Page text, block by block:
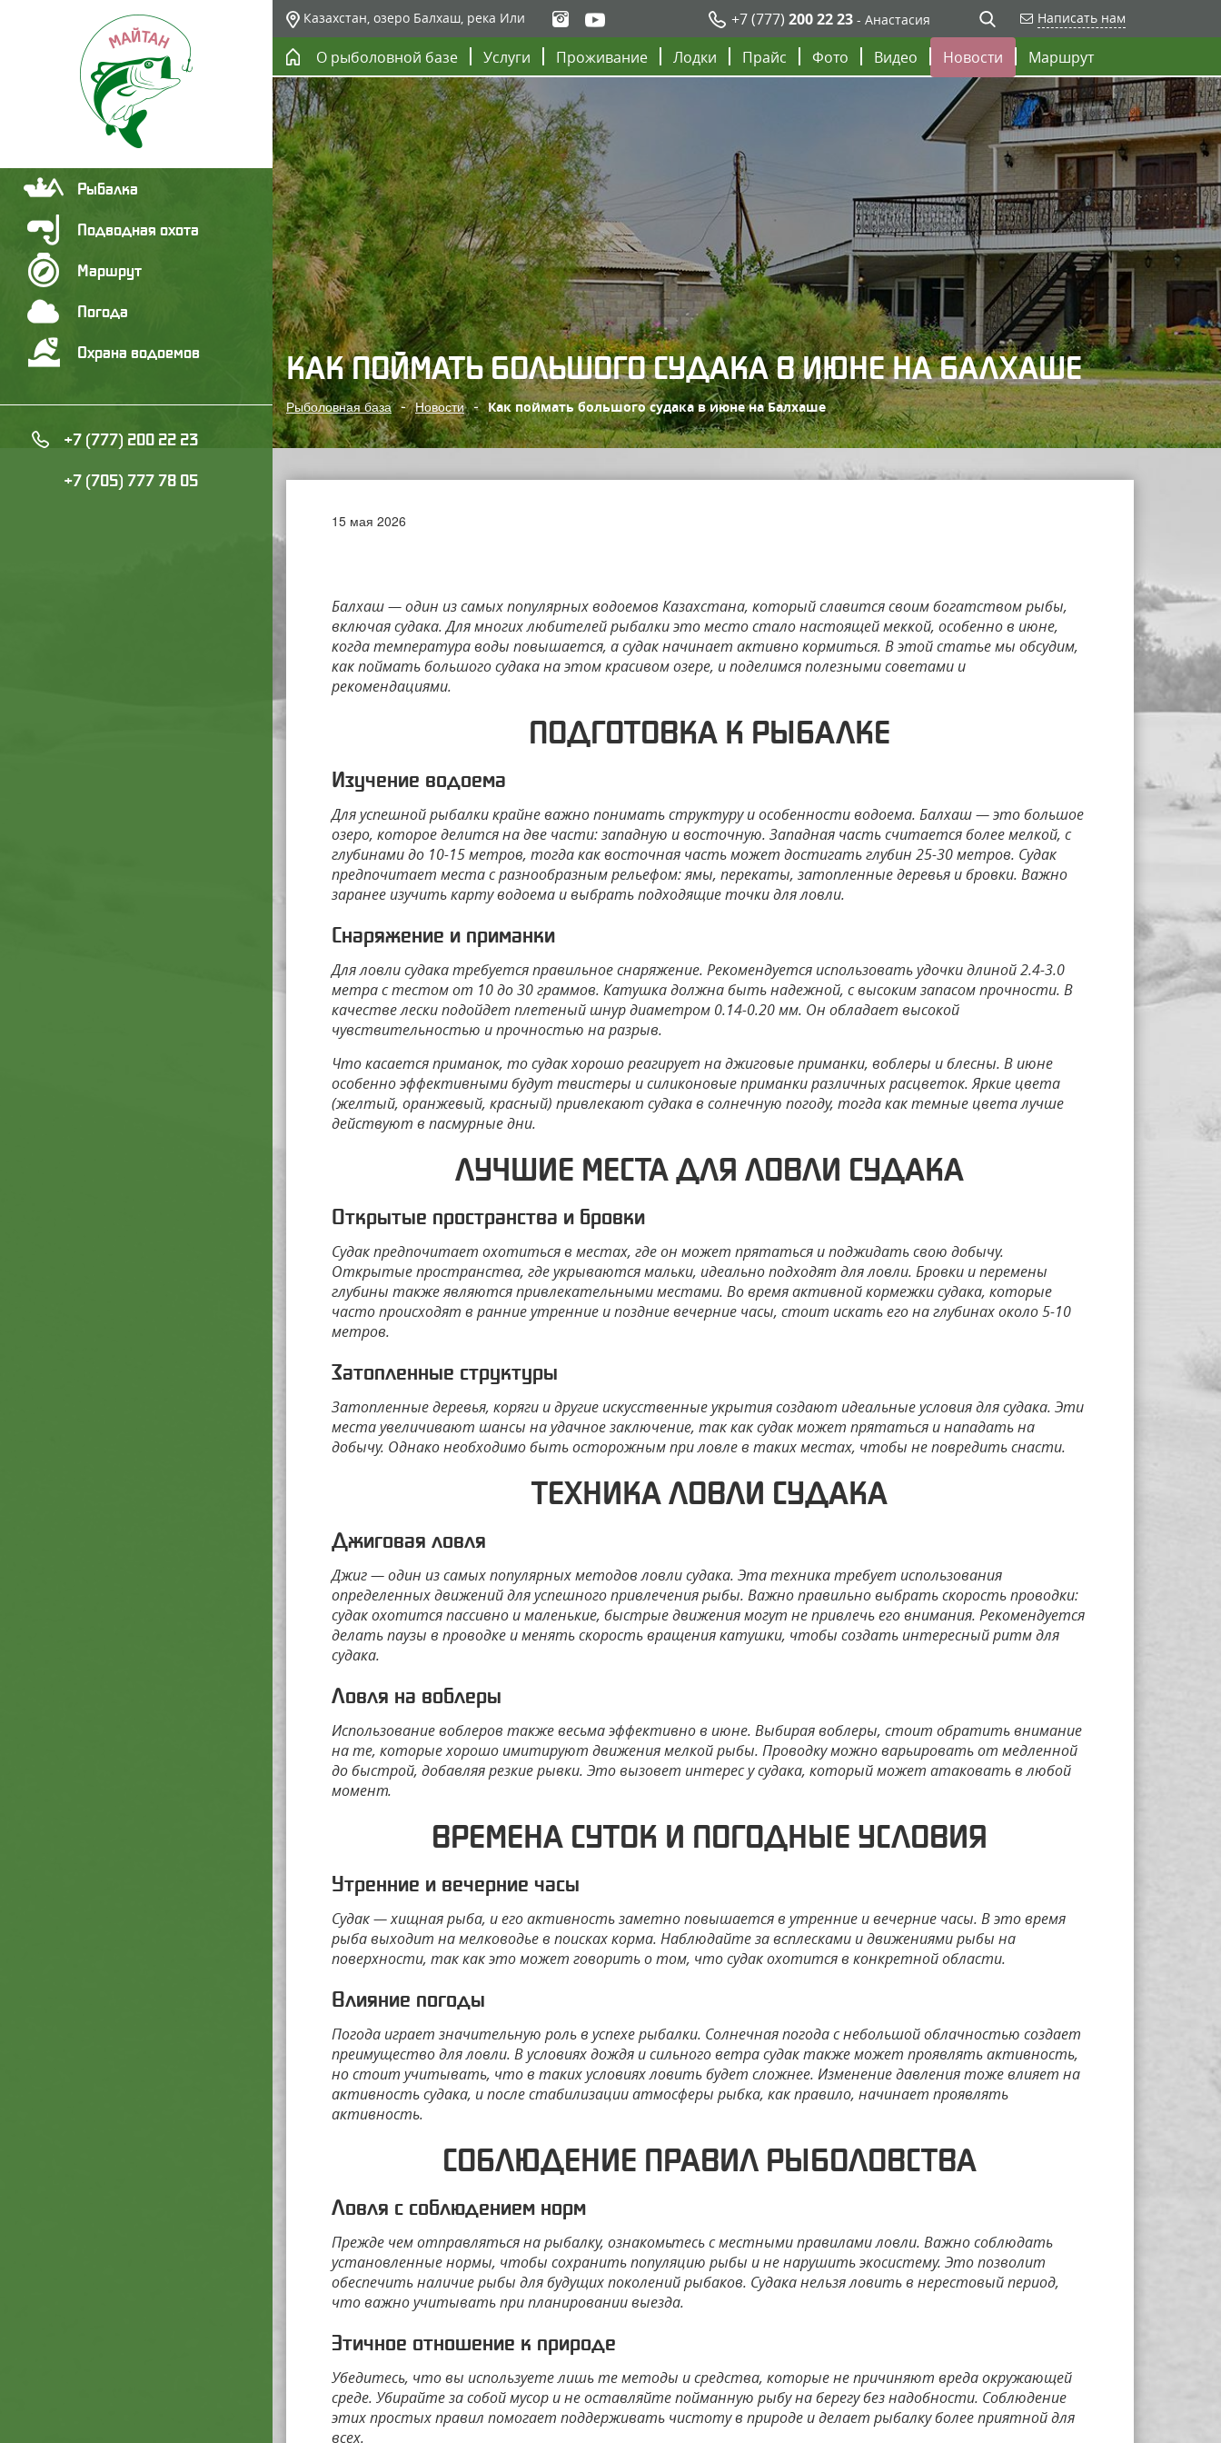
Рыбалка
Подводная охота
Маршрут
Погода
Охрана водоемов
+7 (777) 200 22 23
+7 (705) 777 78 05
Казахстан, озеро Балхаш, река Или +7 (777)200 22 23 - Анастасия Написать нам
О рыболовной базе Услуги Проживание Лодки Прайс Фото Видео Новости Маршрут
КАК ПОЙМАТЬ БОЛЬШОГО СУДАКА В ИЮНЕ НА БАЛХАШЕ
Рыболовная база Новости Как поймать большого судака в июне на Балхаше
15 мая 2026
Балхаш — один из самых популярных водоемов Казахстана, который славится своим богатством рыбы,
включая судака. Для многих любителей рыбалки это место стало настоящей меккой, особенно в июне,
когда температура воды повышается, а судак начинает активно кормиться. В этой статье мы обсудим,
как поймать большого судака на этом красивом озере, и поделимся полезными советами и
рекомендациями.
ПОДГОТОВКА К РЫБАЛКЕ
Изучение водоема
Для успешной рыбалки крайне важно понимать структуру и особенности водоема. Балхаш — это большое
озеро, которое делится на две части: западную и восточную. Западная часть считается более мелкой, с
глубинами до 10-15 метров, тогда как восточная часть может достигать глубин 25-30 метров. Судак
предпочитает места с разнообразным рельефом: ямы, перекаты, затопленные деревья и бровки. Важно
заранее изучить карту водоема и выбрать подходящие точки для ловли.
Снаряжение и приманки
Для ловли судака требуется правильное снаряжение. Рекомендуется использовать удочки длиной 2.4-3.0
метра с тестом от 10 до 30 граммов. Катушка должна быть надежной, с высоким запасом прочности. В
качестве лески подойдет плетеный шнур диаметром 0.14-0.20 мм. Он обладает высокой
чувствительностью и прочностью на разрыв.
Что касается приманок, то судак хорошо реагирует на джиговые приманки, воблеры и блесны. В июне
особенно эффективными будут твистеры и силиконовые приманки различных расцветок. Яркие цвета
(желтый, оранжевый, красный) привлекают судака в солнечную погоду, тогда как темные цвета лучше
действуют в пасмурные дни.
ЛУЧШИЕ МЕСТА ДЛЯ ЛОВЛИ СУДАКА
Открытые пространства и бровки
Судак предпочитает охотиться в местах, где он может прятаться и поджидать свою добычу.
Открытые пространства, где укрываются мальки, идеально подходят для ловли. Бровки и перемены
глубины также являются привлекательными местами. Во время активной кормежки судака, которые
часто происходят в ранние утренние и поздние вечерние часы, стоит искать его на глубинах около 5-10
метров.
Затопленные структуры
Затопленные деревья, коряги и другие искусственные укрытия создают идеальные условия для судака. Эти
места увеличивают шансы на удачное заключение, так как судак может прятаться и нападать на
добычу. Однако необходимо быть осторожным при ловле в таких местах, чтобы не повредить снасти.
ТЕХНИКА ЛОВЛИ СУДАКА
Джиговая ловля
Джиг — один из самых популярных методов ловли судака. Эта техника требует использования
определенных движений для успешного привлечения рыбы. Важно правильно выбрать скорость проводки:
судак охотится пассивно и маленькие, быстрые движения могут не привлечь его внимания. Рекомендуется
делать паузы в проводке и менять скорость вращения катушки, чтобы создать интересный ритм для
судака.
Ловля на воблеры
Использование воблеров также весьма эффективно в июне. Выбирая воблеры, стоит обратить внимание
на те, которые хорошо имитируют движения мелкой рыбы. Проводку можно варьировать от медленной
до быстрой, добавляя резкие рывки. Это вызовет интерес у судака, который может атаковать в любой
момент.
ВРЕМЕНА СУТОК И ПОГОДНЫЕ УСЛОВИЯ
Утренние и вечерние часы
Судак — хищная рыба, и его активность заметно повышается в утренние и вечерние часы. В это время
рыба выходит на мелководье в поисках корма. Наблюдайте за всплесками и движениями рыбы на
поверхности, так как это может говорить о том, что судак охотится в конкретной области.
Влияние погоды
Погода играет значительную роль в успехе рыбалки. Солнечная погода с небольшой облачностью создает
преимущество для ловли. В условиях дождя и сильного ветра судак также может проявлять активность,
но стоит учитывать, что в таких условиях ловить будет сложнее. Изменение давления тоже влияет на
активность судака, и после стабилизации атмосферы рыбка, как правило, начинает проявлять
активность.
СОБЛЮДЕНИЕ ПРАВИЛ РЫБОЛОВСТВА
Ловля с соблюдением норм
Прежде чем отправляться на рыбалку, ознакомьтесь с местными правилами ловли. Важно соблюдать
установленные нормы, чтобы сохранить популяцию рыбы и не нарушить экосистему. Это позволит
обеспечить наличие рыбы для будущих поколений рыбаков. Судака нельзя ловить в нерестовый период,
что важно учитывать при планировании выезда.
Этичное отношение к природе
Убедитесь, что вы используете лишь те методы и средства, которые не причиняют вреда окружающей
среде. Убирайте за собой мусор и не оставляйте пойманную рыбу на берегу без надобности. Соблюдение
этих простых правил помогает поддерживать чистоту в природе и делает рыбалку более приятной для
всех.